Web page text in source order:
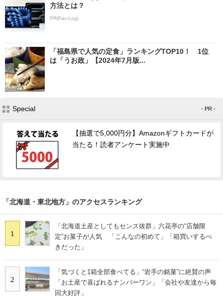
方法とは？
PR(Fav-Log)
「福島県で人気の定食」ランキングTOP10！ 1位
は「うお政」【2024年7月版...
Special - PR -
【抽選で5,000円分】Amazonギフトカードが
当たる！読者アンケート実施中
「北海道・東北地方」のアクセスランキング
1
「北海道土産としてもセンス抜群」六花亭の“店舗限
定”お菓子が人気 「こんなの初めて」「箱買いするべ
きだった」
2
「気づくと1箱全部食べてる」“岩手の銘菓”に絶賛の声
「お土産で喜ばれるナンバーワン」「会社や友達から毎
回大好評」